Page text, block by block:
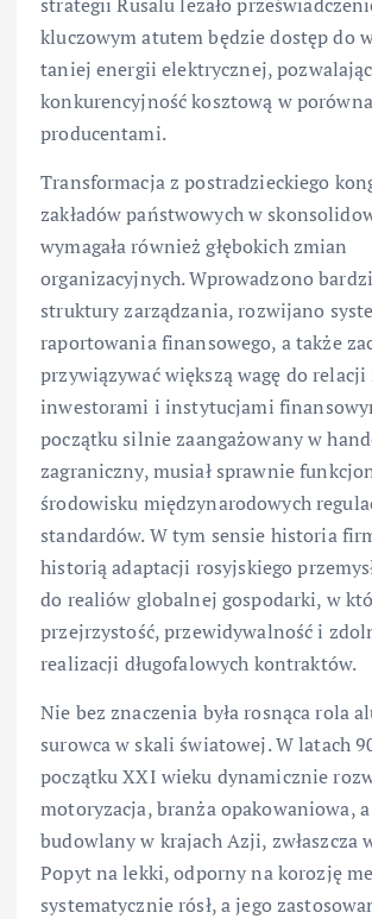
kluczowym atutem będzie dostęp do
taniej energii elektrycznej,
konkurencyjność kosztową w
producentami.
Transformacja z postradzieckiego
zakładów państwowych w
wymagała również głębokich zmian
organizacyjnych. Wprowadzono
struktury zarządzania, rozwijano
raportowania finansowego, a także
przywiązywać większą wagę do relacji
inwestorami i instytucjami
początku silnie zaangażowany w
zagraniczny, musiał sprawnie
środowisku międzynarodowych
standardów. W tym sensie historia
historią adaptacji rosyjskiego
do realiów globalnej gospodarki, w
przejrzystość, przewidywalność i
realizacji długofalowych kontraktów.
Nie bez znaczenia była rosnąca rola
surowca w skali światowej. W latach
początku XXI wieku dynamicznie
motoryzacja, branża opakowaniowa,
budowlany w krajach Azji, zwłaszcza
Popyt na lekki, odporny na korozję
systematycznie rósł, a jego